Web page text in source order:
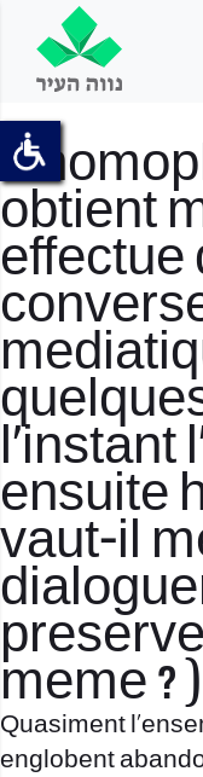
obtient
effectue
l’instant
ensuite
vaut-il
meme ? )
Quasiment
englobent